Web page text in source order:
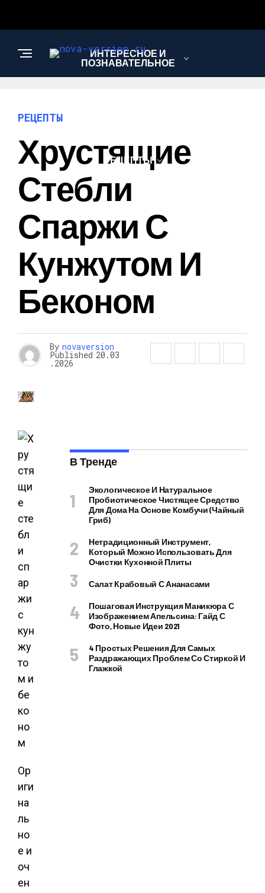
ИНТЕРЕСНОЕ И
ПОЗНАВАТЕЛЬНОЕ
РЕЦЕПТЫ
РЕЦЕПТЫ
Хрустящие
Стебли
Спаржи С
Кунжутом И
Беконом
By novaversion
Published 20.03
.2026
Ор
иги
на
ль
но
е и
оч
ен
В Тренде
Экологическое И Натуральное
Пробиотическое Чистящее Средство
Для Дома На Основе Комбучи (чайный
Гриб)
Нетрадиционный Инструмент,
Который Можно Использовать Для
Очистки Кухонной Плиты
Салат Крабовый С Ананасами
Пошаговая Инструкция Маникюра С
Изображением Апельсина: Гайд С
Фото, Новые Идеи 2021
4 Простых Решения Для Самых
Раздражающих Проблем Со Стиркой И
Глажкой